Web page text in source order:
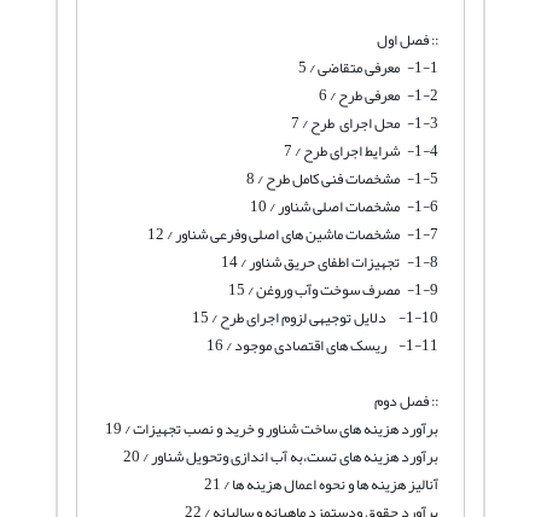
:: فصل اول
1-1- معرفی متقاضی / 5
1-2- معرفی طرح / 6
1-3- محل اجرای طرح / 7
1-4- شرایط اجرای طرح / 7
1-5- مشخصات فنی کامل طرح / 8
1-6- مشخصات اصلی شناور / 10
1-7- مشخصات ماشین های اصلی وفرعی شناور / 12
1-8- تجهیزات اطفای حریق شناور / 14
1-9- مصرف سوخت وآب وروغن / 15
1-10- دلایل توجیهی لزوم اجرای طرح / 15
1-11- ریسک های اقتصادی موجود / 16
:: فصل دوم
برآورد هزینه های ساخت شناور و خرید و نصب تجهیزات / 19
برآورد هزینه های تست،به آب اندازی وتحویل شناور / 20
آنالیز هزینه ها و نحوه اعمال هزینه ها / 21